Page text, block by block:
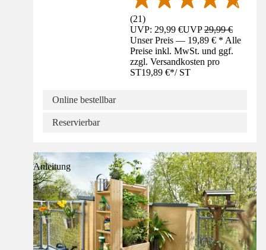
(21)
UVP: 29,99 €UVP29,99 €
Unser Preis — 19,89 € * Alle
Preise inkl. MwSt. und ggf.
zzgl. Versandkosten pro
ST19,89 €*/ ST
Online bestellbar
Reservierbar
Anleitung